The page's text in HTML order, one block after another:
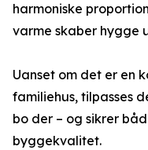
harmoniske
varme skaber hygge
Uanset om det er en
familiehus, tilpasses
bo der – og sikrer
byggekvalitet.